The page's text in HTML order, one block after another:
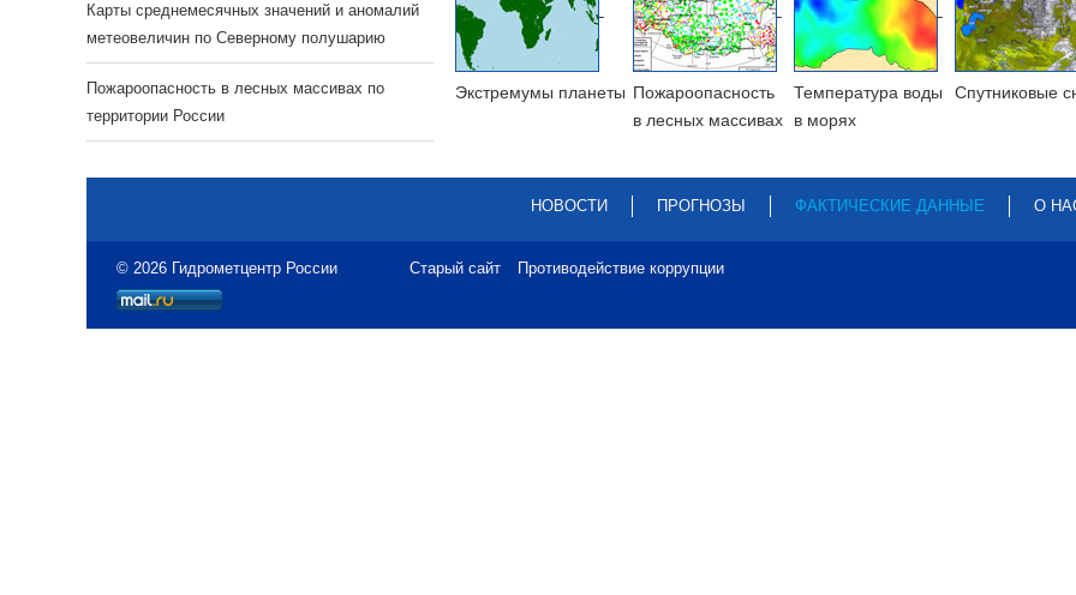
Экстремумы планеты Пожароопасность
в лесных массивах
Температура воды
в морях
Cпутниковые
Карты среднемесячных значений и аномалий
метеовеличин по Северному полушарию
Пожароопасность в лесных массивах по
территории России
НОВОСТИ ПРОГНОЗЫ ФАКТИЧЕСКИЕ ДАННЫЕ О
© 2026 Гидрометцентр России Старый сайт Противодействие коррупции